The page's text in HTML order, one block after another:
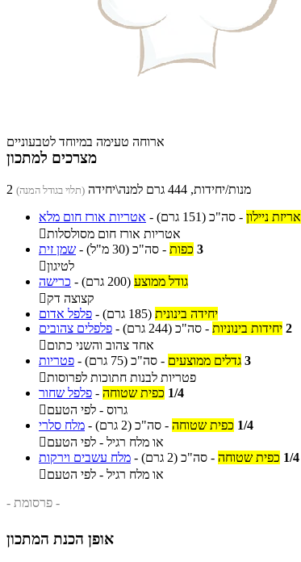
ארוחה טעימה במיוחד לטבעוניים
מצרכים למתכון
2 מנות/יחידות, 444 גרם למנה\יחידה (תלוי בגודל המנה)
אטריות אורז חום מלא - אריזת ניילון - סה"כ (151 גרם)
אטריות אורז חום מסולסלות
שמן זית - 3 כפות - סה"כ (30 מ"ל)
לטיגון
כרישה - גודל ממוצע (200 גרם)
קצוצה דק
פלפל אדום - יחידה בינונית (185 גרם)
פלפלים צהובים - 2 יחידות בינוניות - סה"כ (244 גרם)
אחד צהוב והשני כתום
פטריות - 3 גדלים ממוצעים - סה"כ (75 גרם)
פטריות לבנות חתוכות לפרוסות
פלפל שחור - 1/4 כפית שטוחה
גרוס - לפי הטעם
מלח סלרי - 1/4 כפית שטוחה - סה"כ (2 גרם)
או מלח רגיל - לפי הטעם
מלח עשבים וירקות - 1/4 כפית שטוחה - סה"כ (2 גרם)
או מלח רגיל - לפי הטעם
- פרסומת -
אופן הכנת המתכון